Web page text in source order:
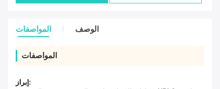
المواصفات الوصف
المواصفات
إبراز: